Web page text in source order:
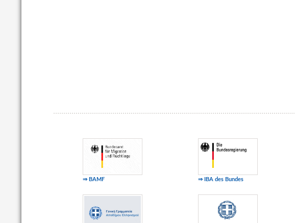
⇒ BAMF ⇒ IBA des Bundes